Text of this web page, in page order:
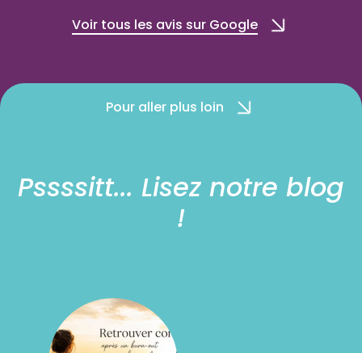
Voir tous les avis sur Google
Pour aller plus loin
Pssssitt... Lisez notre blog
!